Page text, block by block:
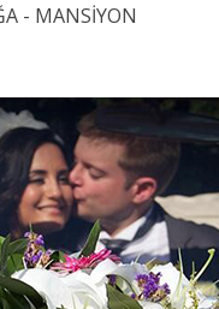
- MANSİYON